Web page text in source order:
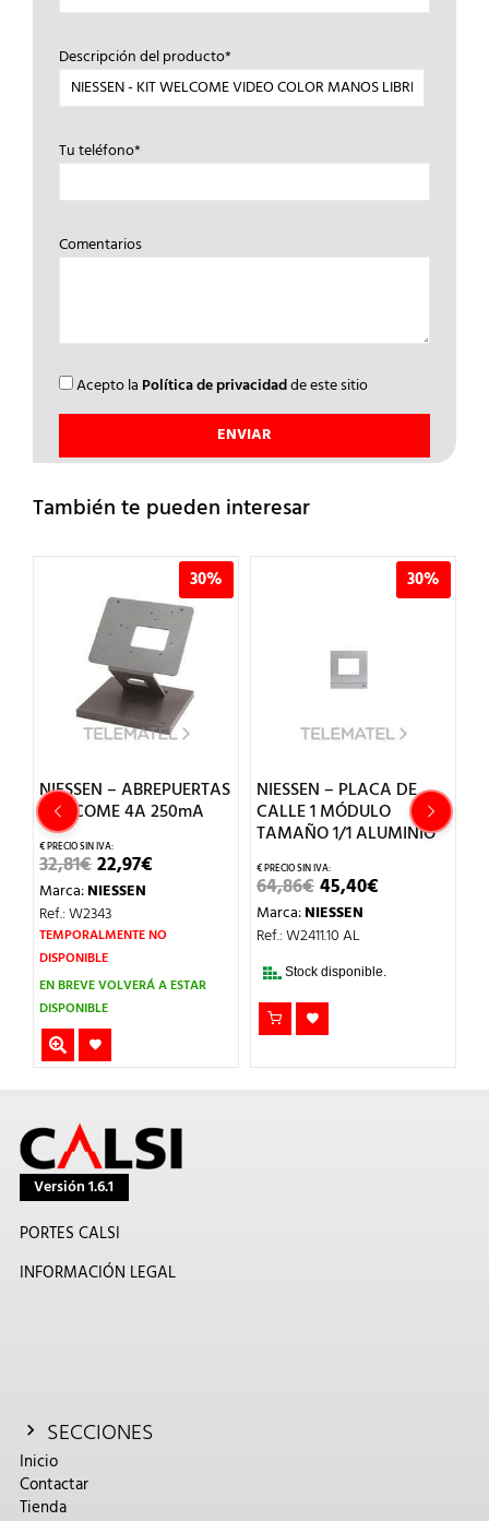
Descripción del producto*
Tu teléfono*
Comentarios
Acepto la Política de privacidadde este sitio
También te pueden interesar
30%
NIESSEN – ABREPUERTAS
WELCOME 4A 250mA
32,81€EL
PRECIO
ORIGINAL
ERA:
32,81€.
22,97€
22,97€.
Marca:NIESSEN
Ref.: W2343
TEMPORALMENTE NO
DISPONIBLE
EN BREVE VOLVERÁ A ESTAR
DISPONIBLE
30%
NIESSEN – PLACA DE
CALLE 1 MÓDULO
TAMAÑO 1/1 ALUMINIO
64,86€EL
PRECIO
ORIGINAL
ERA:
45,40€
Marca:NIESSEN
Ref.: W2411.10 AL
Stock disponible.
Versión 1.6.1
PORTES CALSI
INFORMACIÓN LEGAL
SECCIONES
Inicio
Contactar
Tienda